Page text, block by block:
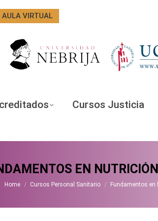
AULA VIRTUAL
Cursos Justicia
EN
You are here:
Home Cursos Personal Sanitario Fundamentos en